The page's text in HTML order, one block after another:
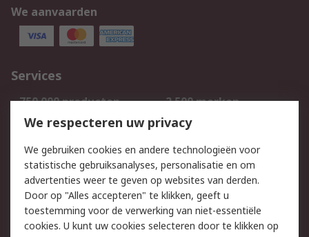
We aanvaarden
Services
750.000 producten
2.500 merken
Bestellen
Inkoopoplossingen
Track & Trace
Wettelijk
Cookiebeleid
Email veiligheid
We respecteren uw privacy
We gebruiken cookies en andere technologieën voor
statistische gebruiksanalyses, personalisatie en om
advertenties weer te geven op websites van derden.
Door op "Alles accepteren" te klikken, geeft u
toestemming voor de verwerking van niet-essentiële
cookies. U kunt uw cookies selecteren door te klikken op